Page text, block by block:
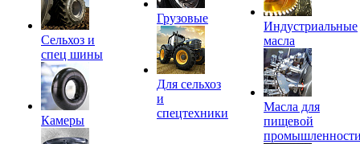
Сельхоз и
спец шины
Камеры
Грузовые
Для сельхоз
и
спецтехники
Индустриальные
масла
Масла для
пищевой